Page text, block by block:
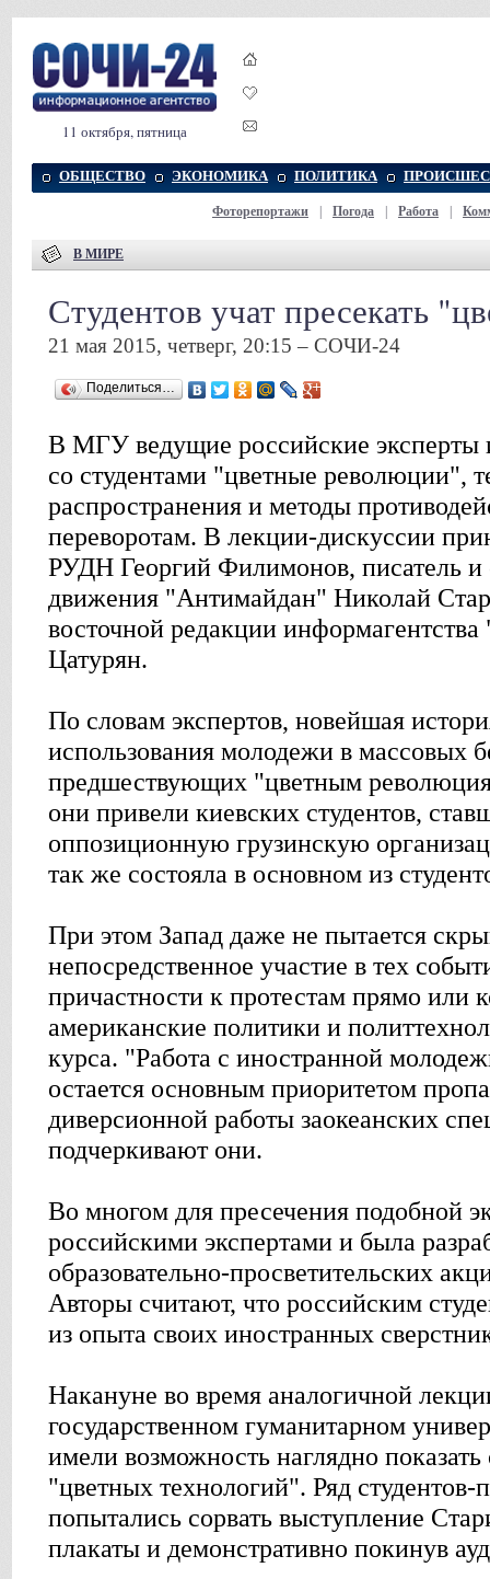
11 октября, пятница
ОБЩЕСТВО ЭКОНОМИКА ПОЛИТИКА
Фоторепортажи Погода Работа
В МИРЕ
Студентов учат пресекать
21 мая 2015, четверг, 20:15 – СОЧИ-24
Поделиться…
В МГУ ведущие российские эксперты
со студентами "цветные революции",
распространения и методы
переворотам. В лекции-дискуссии
РУДН Георгий Филимонов, писатель и
движения "Антимайдан" Николай
восточной редакции
Цатурян.
По словам экспертов, новейшая
использования молодежи в массовых
предшествующих "цветным
они привели киевских студентов,
оппозиционную грузинскую
так же состояла в основном из
При этом Запад даже не пытается
непосредственное участие в тех
причастности к протестам прямо или
американские политики и
курса. "Работа с иностранной
остается основным приоритетом
диверсионной работы заокеанских
подчеркивают они.
Во многом для пресечения подобной
российскими экспертами и была
образовательно-просветительских
Авторы считают, что российским
из опыта своих иностранных
Накануне во время аналогичной
государственном гуманитарном
имели возможность наглядно
"цветных технологий". Ряд студентов-
попытались сорвать выступление
плакаты и демонстративно покинув